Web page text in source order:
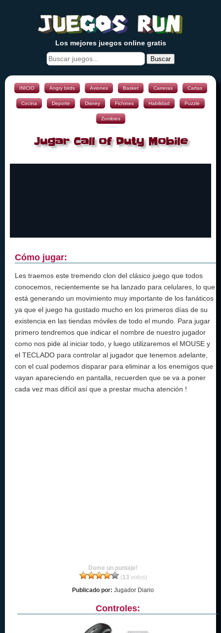
Los mejores juegos online gratis
Buscar
INICIO Angry birds Aviones Basket Carreras Cartas
Cocina Deporte Disney Fichines Habilidad Puzzle
Zombies
Jugar Call of Duty Mobile
Cómo jugar:
Les traemos este tremendo clon del clásico juego que todos
conocemos, recientemente se ha lanzado para celulares, lo que
está generando un movimiento muy importante de los fanáticos
ya que el juego ha gustado mucho en los primeros días de su
existencia en las tiendas móviles de todo el mundo. Para jugar
primero tendremos que indicar el nombre de nuestro jugador
como nos pide al iniciar todo, y luego utilizaremos el MOUSE y
el TECLADO para controlar al jugador que tenemos adelante,
con el cual podemos disparar para eliminar a los enemigos que
vayan apareciendo en pantalla, recuerden que se va a poner
cada vez mas difícil así que a prestar mucha atención !
Dame un puntaje!
(13 votos)
Publicado por: Jugador Diario
Controles: